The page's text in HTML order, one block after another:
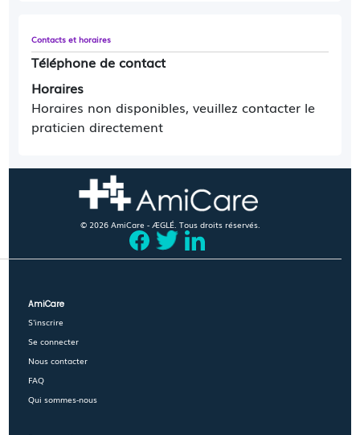
Contacts et horaires
Téléphone de contact
Horaires
Horaires non disponibles, veuillez contacter le
praticien directement
© 2026 AmiCare - ÆGLÉ. Tous droits réservés.
AmiCare
S'inscrire
Se connecter
Nous contacter
FAQ
Qui sommes-nous